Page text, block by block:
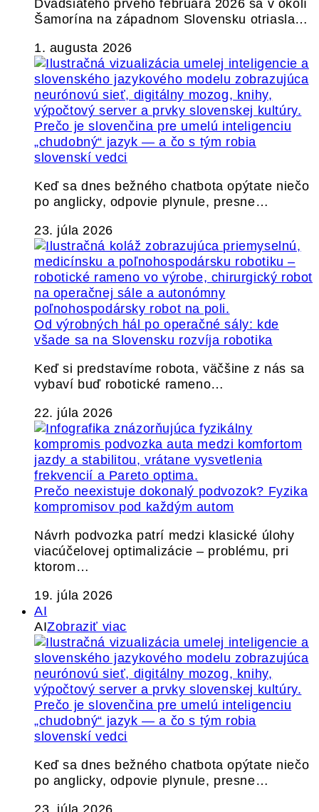
Dvadsiateho prvého februára 2026 sa v okolí
Šamorína na západnom Slovensku otriasla…
1. augusta 2026
Prečo je slovenčina pre umelú inteligenciu
„chudobný“ jazyk — a čo s tým robia
slovenskí vedci
Keď sa dnes bežného chatbota opýtate niečo
po anglicky, odpovie plynule, presne…
23. júla 2026
Od výrobných hál po operačné sály: kde
všade sa na Slovensku rozvíja robotika
Keď si predstavíme robota, väčšine z nás sa
vybaví buď robotické rameno…
22. júla 2026
Prečo neexistuje dokonalý podvozok? Fyzika
kompromisov pod každým autom
Návrh podvozka patrí medzi klasické úlohy
viacúčelovej optimalizácie – problému, pri
ktorom…
19. júla 2026
AI
AIZobraziť viac
Prečo je slovenčina pre umelú inteligenciu
„chudobný“ jazyk — a čo s tým robia
slovenskí vedci
Keď sa dnes bežného chatbota opýtate niečo
po anglicky, odpovie plynule, presne…
23. júla 2026